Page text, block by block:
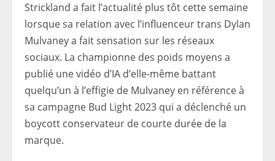
Strickland a fait l’actualité plus tôt cette semaine
lorsque sa relation avec l’influenceur trans Dylan
Mulvaney a fait sensation sur les réseaux
sociaux. La championne des poids moyens a
publié une vidéo d’IA d’elle-même battant
quelqu’un à l’effigie de Mulvaney en référence à
sa campagne Bud Light 2023 qui a déclenché un
boycott conservateur de courte durée de la
marque.